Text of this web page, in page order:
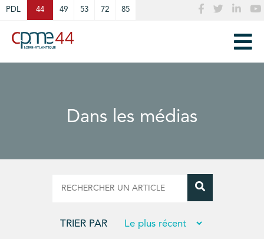
PDL 44 49 53 72 85
Dans les médias
TRIER PAR
Cookies management panel